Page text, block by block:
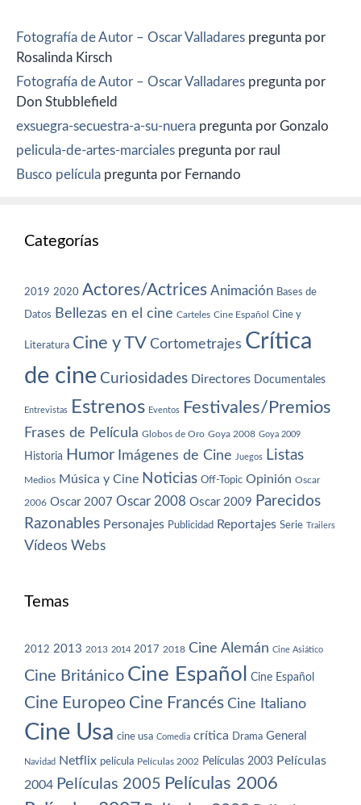
Fotografía de Autor – Oscar Valladares pregunta por
Rosalinda Kirsch
Fotografía de Autor – Oscar Valladares pregunta por
Don Stubblefield
exsuegra-secuestra-a-su-nuera pregunta por Gonzalo
pelicula-de-artes-marciales pregunta por raul
Busco película pregunta por Fernando
Categorías
2019 2020 Actores/Actrices Animación Bases de
Datos Bellezas en el cine Carteles Cine Español Cine y
Literatura Cine y TV Cortometrajes Crítica
de cine Curiosidades Directores Documentales
Entrevistas Estrenos Eventos Festivales/Premios
Frases de Película Globos de Oro Goya 2008 Goya 2009
Historia Humor Imágenes de Cine Juegos Listas
Medios Música y Cine Noticias Off-Topic Opinión Oscar
2006 Oscar 2007 Oscar 2008 Oscar 2009 Parecidos
Razonables Personajes Publicidad Reportajes Serie Trailers
Vídeos Webs
Temas
2012 2013 2013 2014 2017 2018 Cine Alemán Cine Asiático
Cine Británico Cine Español Cine Español
Cine Europeo Cine Francés Cine Italiano
Cine Usa cine usa Comedia crítica Drama General
Navidad Netflix película Películas 2002 Películas 2003 Películas
2004 Películas 2005 Películas 2006